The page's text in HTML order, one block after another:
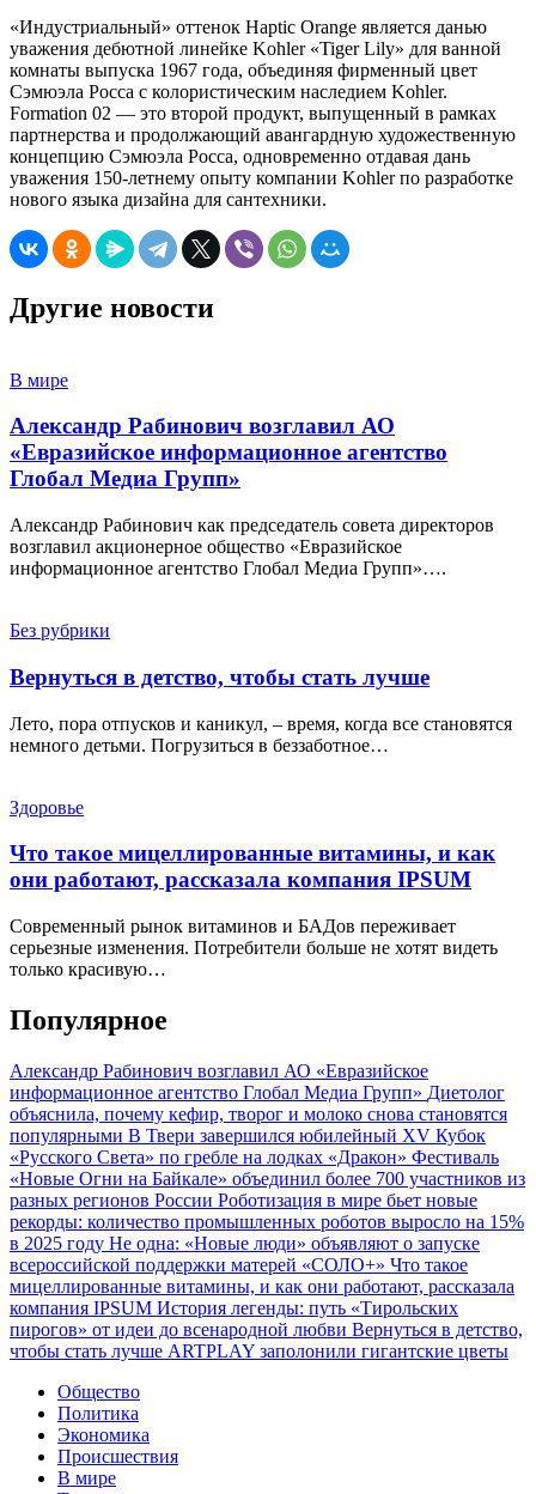
«Индустриальный» оттенок Haptic Orange является данью
уважения дебютной линейке Kohler «Tiger Lily» для ванной
комнаты выпуска 1967 года, объединяя фирменный цвет
Сэмюэла Росса с колористическим наследием Kohler.
Formation 02 — это второй продукт, выпущенный в рамках
партнерства и продолжающий авангардную художественную
концепцию Сэмюэла Росса, одновременно отдавая дань
уважения 150-летнему опыту компании Kohler по разработке
нового языка дизайна для сантехники.
Другие новости
В мире
Александр Рабинович возглавил АО
«Евразийское информационное агентство
Глобал Медиа Групп»
Александр Рабинович как председатель совета директоров
возглавил акционерное общество «Евразийское
информационное агентство Глобал Медиа Групп»….
Без рубрики
Вернуться в детство, чтобы стать лучше
Лето, пора отпусков и каникул, – время, когда все становятся
немного детьми. Погрузиться в беззаботное…
Здоровье
Что такое мицеллированные витамины, и как
они работают, рассказала компания IPSUM
Современный рынок витаминов и БАДов переживает
серьезные изменения. Потребители больше не хотят видеть
только красивую…
Популярное
Александр Рабинович возглавил АО «Евразийское
информационное агентство Глобал Медиа Групп» Диетолог
объяснила, почему кефир, творог и молоко снова становятся
популярными В Твери завершился юбилейный XV Кубок
«Русского Света» по гребле на лодках «Дракон» Фестиваль
«Новые Огни на Байкале» объединил более 700 участников из
разных регионов России Роботизация в мире бьет новые
рекорды: количество промышленных роботов выросло на 15%
в 2025 году Не одна: «Новые люди» объявляют о запуске
всероссийской поддержки матерей «СОЛО+» Что такое
мицеллированные витамины, и как они работают, рассказала
компания IPSUM История легенды: путь «Тирольских
пирогов» от идеи до всенародной любви Вернуться в детство,
чтобы стать лучше ARTPLAY заполонили гигантские цветы
Общество
Политика
Экономика
Происшествия
В мире